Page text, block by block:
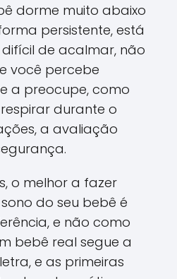
dorme muito abaixo
persistente, está
de acalmar, não
você percebe
a preocupe, como
durante o
a avaliação
o melhor a fazer
do seu bebê é
e não como
bebê real segue a
e as primeiras